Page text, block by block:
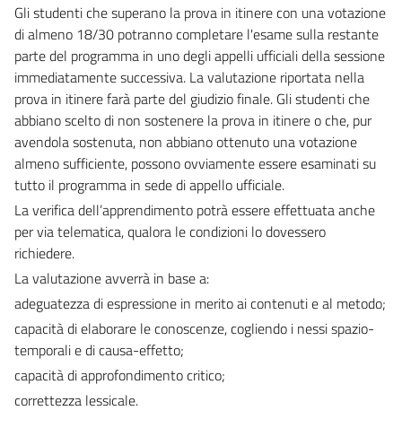
Gli studenti che superano la prova in itinere con una votazione
di almeno 18/30 potranno completare l'esame sulla restante
parte del programma in uno degli appelli ufficiali della sessione
immediatamente successiva. La valutazione riportata nella
prova in itinere farà parte del giudizio finale. Gli studenti che
abbiano scelto di non sostenere la prova in itinere o che, pur
avendola sostenuta, non abbiano ottenuto una votazione
almeno sufficiente, possono ovviamente essere esaminati su
tutto il programma in sede di appello ufficiale.
La verifica dell’apprendimento potrà essere effettuata anche
per via telematica, qualora le condizioni lo dovessero
richiedere.
La valutazione avverrà in base a:
adeguatezza di espressione in merito ai contenuti e al metodo;
capacità di elaborare le conoscenze, cogliendo i nessi spazio-
temporali e di causa-effetto;
capacità di approfondimento critico;
correttezza lessicale.